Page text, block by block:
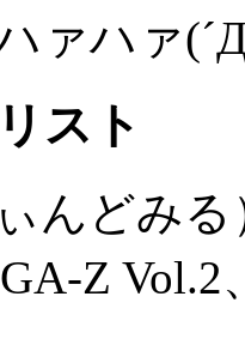
ァハァ
スト
んどみ
Z